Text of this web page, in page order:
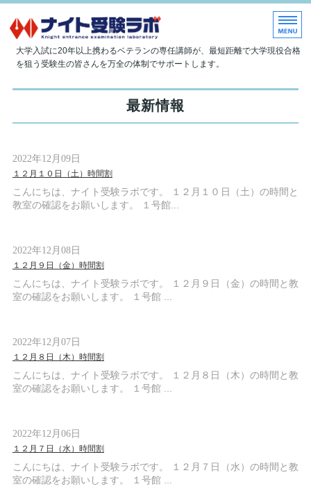
大学現役合格指導塾 ナイト
大学入試に20年以上携わるベテランの専任講師が、最短距離で大学現役合格
を狙う受験生の皆さんを万全の体制でサポートします。
ホーム
入塾のご案内
お問い合わせ
最新情報
2022年12月09日
１２月１０日（土）時間割
こんにちは、ナイト受験ラボです。 １２月１０日（土）の時間と
教室の確認をお願いします。 １号館...
2022年12月08日
１２月９日（金）時間割
こんにちは、ナイト受験ラボです。 １２月９日（金）の時間と教
室の確認をお願いします。 １号館 ...
2022年12月07日
１２月８日（木）時間割
こんにちは、ナイト受験ラボです。 １２月８日（木）の時間と教
室の確認をお願いします。 １号館 ...
2022年12月06日
１２月７日（水）時間割
こんにちは、ナイト受験ラボです。 １２月７日（水）の時間と教
室の確認をお願いします。 １号館 ...